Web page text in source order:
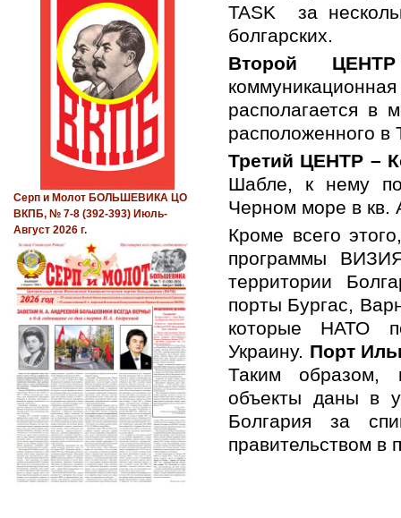
TASK за
болгарских.
Второй
располагается в
расположенного в
Третий ЦЕНТР –
Шабле, к нему
Черном море в кв.
Кроме всего
программы
территории
порты Бургас,
которые НАТО
Украину. Порт
Таким образом,
объекты даны в
Болгария за
правительством в
Серп и Молот БОЛЬШЕВИКА ЦО
ВКПБ, № 7-8 (392-393) Июль-
Август 2026 г.